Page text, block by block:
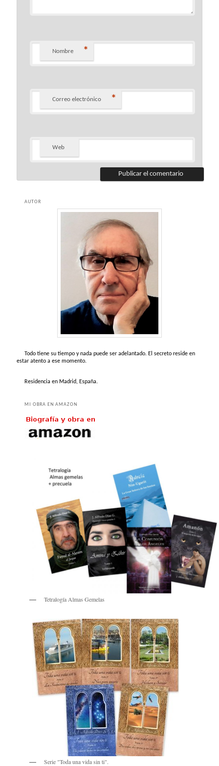
Nombre *
Correo electrónico *
Web
AUTOR
Todo tiene su tiempo y nada puede ser adelantado. El secreto reside en
estar atento a ese momento.
Residencia en Madrid, España.
MI OBRA EN AMAZON
Tetralogía Almas Gemelas
Serie "Toda una vida sin ti".